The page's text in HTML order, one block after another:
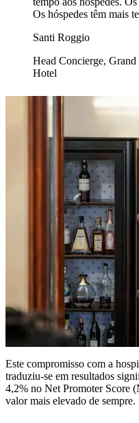
Os hóspedes têm mais
Santi Roggio
Head Concierge,
Hotel
Este compromisso com a
traduziu-se em resultados
4,2% no Net Promoter Score
valor mais elevado de sempre.